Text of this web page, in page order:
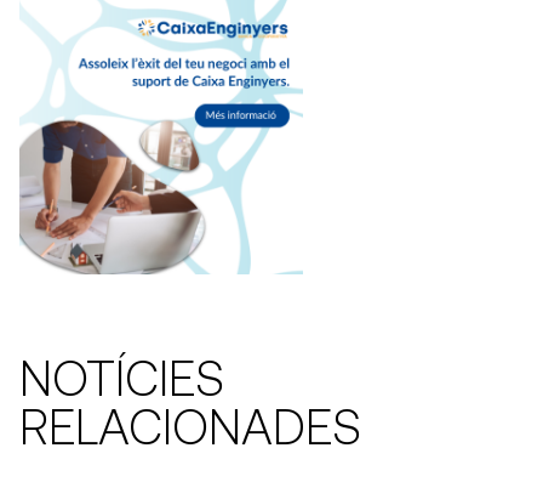
NOTÍCIES
RELACIONADES